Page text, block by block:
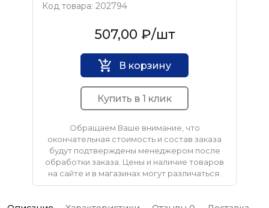
Код товара: 202794
Нет бренда507,00 ₽/шт
В корзину
Купить в 1 клик
Обращаем Ваше внимание, что
окончательная стоимость и состав заказа
будут подтверждены менеджером после
обработки заказа. Цены и наличие товаров
на сайте и в магазинах могут различаться.